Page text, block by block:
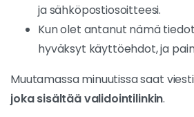
ja sähköpostiosoitteesi.
Kun olet antanut nämä
hyväksyt käyttöehdot, ja
Muutamassa minuutissa saat
joka sisältää validointilinkin.